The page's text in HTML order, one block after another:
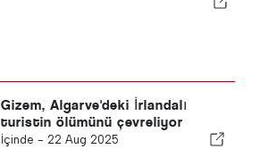
Gizem, Algarve'deki İrlandalı
turistin ölümünü çevreliyor
İçinde - 22 Aug 2025